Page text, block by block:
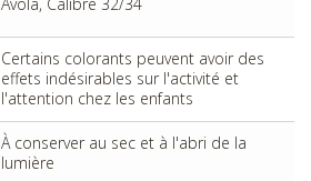
Certains colorants peuvent avoir des
effets indésirables sur l'activité et
l'attention chez les enfants
À conserver au sec et à l'abri de la
lumière